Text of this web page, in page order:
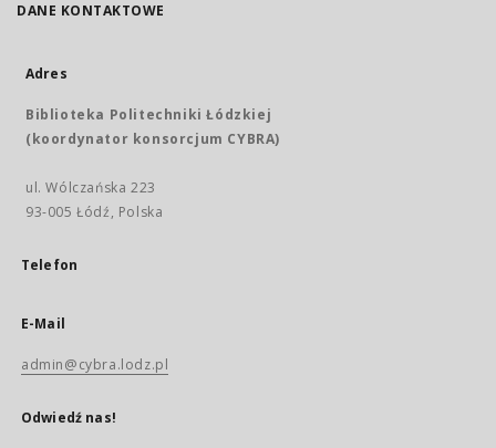
DANE KONTAKTOWE
Adres
Biblioteka Politechniki Łódzkiej
(koordynator konsorcjum CYBRA)
ul. Wólczańska 223
93-005 Łódź, Polska
Telefon
E-Mail
admin@cybra.lodz.pl
Odwiedź nas!